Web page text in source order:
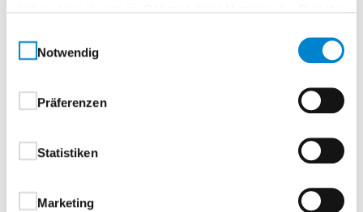
Notwendig
Präferenzen
Statistiken
Marketing
Beschreibung